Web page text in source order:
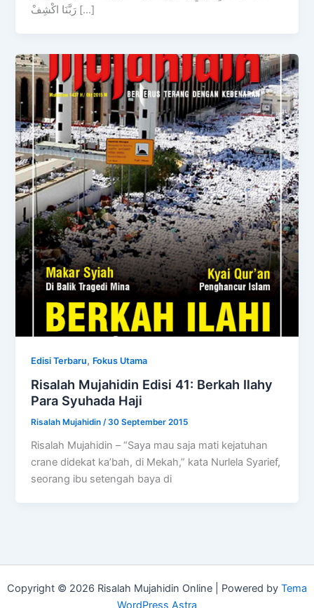
رَبَّنَا اكْشِفْ […]
Edisi Terbaru, Fokus Utama
Risalah Mujahidin Edisi 41: Berkah Ilahy
Para Syuhada Haji
Risalah Mujahidin/30 September 2015
Risalah Mujahidin – “Saya mau saja mati kejatuhan
crane didekat ka’bah, di Mekah,” kata Nurlela Syarief,
seorang ibu setengah baya di
Copyright © 2026 Risalah Mujahidin Online | Powered by Tema
WordPress Astra